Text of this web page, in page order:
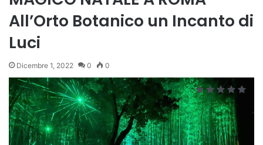
All’Orto Botanico un Incanto di
Luci
Dicembre 1, 2022 0 0